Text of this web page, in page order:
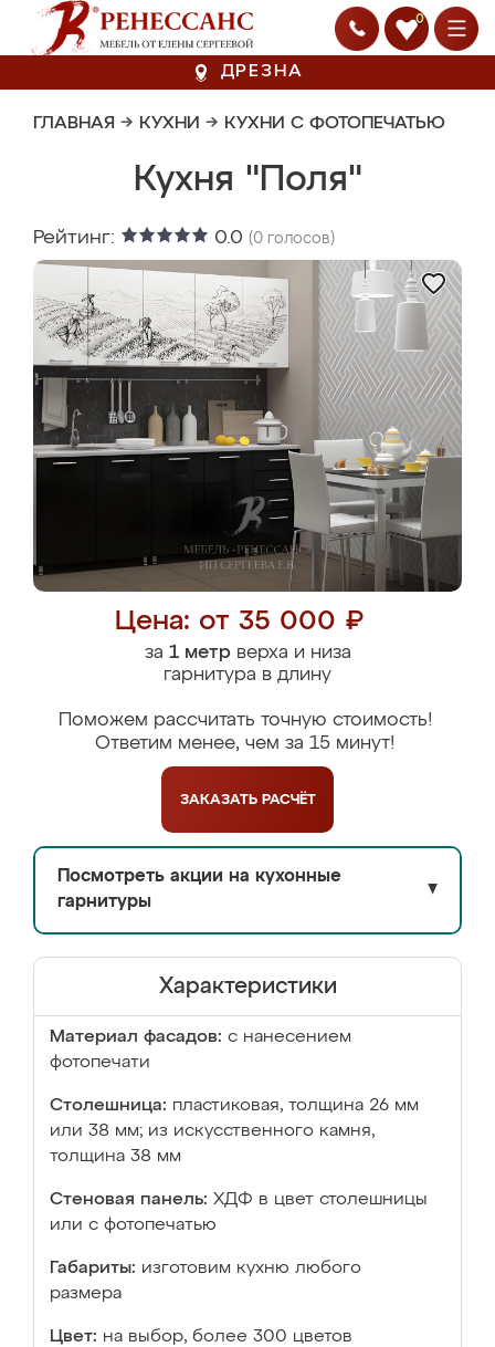
0
ДРЕЗНА
ГЛАВНАЯ → КУХНИ → КУХНИ С ФОТОПЕЧАТЬЮ
Кухня "Поля"
Рейтинг: 0.0 (0 голосов)
Цена: от 35 000 ₽
за 1 метрверха и низа
гарнитура в длину
Поможем рассчитать точную стоимость!
Ответим менее, чем за 15 минут!
ЗАКАЗАТЬ РАСЧЁТ
Посмотреть акции на кухонные
гарнитуры
▼
Характеристики
Материал фасадов: с нанесением
фотопечати
Столешница: пластиковая, толщина 26 мм
или 38 мм; из искусственного камня,
толщина 38 мм
Стеновая панель: ХДФ в цвет столешницы
или с фотопечатью
Габариты: изготовим кухню любого
размера
Цвет: на выбор, более 300 цветов